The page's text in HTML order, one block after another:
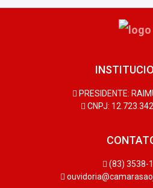
PRESIDENTE:
CNPJ:
(83) 3538-